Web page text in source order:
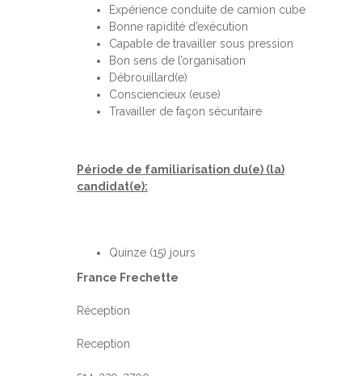
Expérience conduite de camion cube
Bonne rapidité d’exécution
Capable de travailler sous pression
Bon sens de l’organisation
Débrouillard(e)
Consciencieux (euse)
Travailler de façon sécuritaire
Période de familiarisation du(e) (la)
candidat(e):
Quinze (15) jours
France Frechette
Réception
Reception